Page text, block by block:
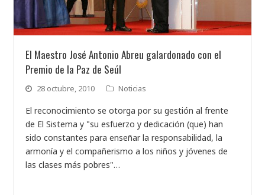
El Maestro José Antonio Abreu galardonado con el
Premio de la Paz de Seúl
28 octubre, 2010 Noticias
El reconocimiento se otorga por su gestión al frente
de El Sistema y "su esfuerzo y dedicación (que) han
sido constantes para enseñar la responsabilidad, la
armonía y el compañerismo a los niños y jóvenes de
las clases más pobres"…